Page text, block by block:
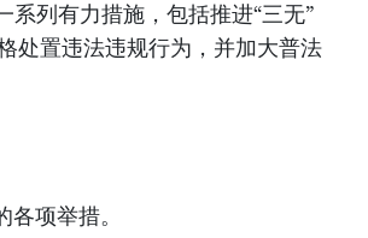
列有力措施，包括推进“三无”
处置违法违规行为，并加大普法
项举措。